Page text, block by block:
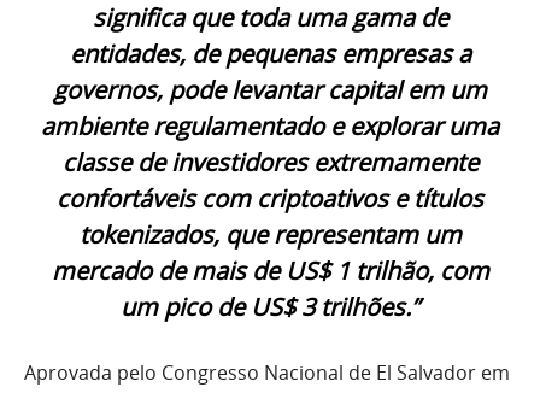
significa que toda uma gama de
entidades, de pequenas empresas a
governos, pode levantar capital em um
ambiente regulamentado e explorar uma
classe de investidores extremamente
confortáveis ​​com criptoativos e títulos
tokenizados, que representam um
mercado de mais de US$ 1 trilhão, com
um pico de US$ 3 trilhões.”
Aprovada pelo Congresso Nacional de El Salvador em